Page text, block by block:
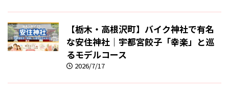
【栃木・高根沢町】バイク神社で有名
な安住神社｜宇都宮餃子「幸楽」と巡
るモデルコース
2026/7/17